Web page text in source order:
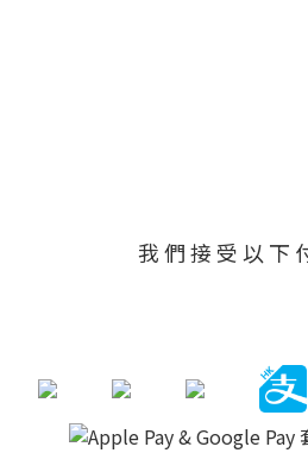
我 們 接 受 以 下